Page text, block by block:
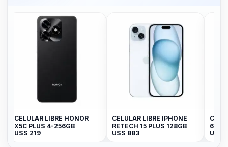
LIBRE HONOR
PLUS 4-256GB
219
CELULAR LIBRE IPHONE
RETECH 15 PLUS 128GB
883
Celular
64GB / 3G
129